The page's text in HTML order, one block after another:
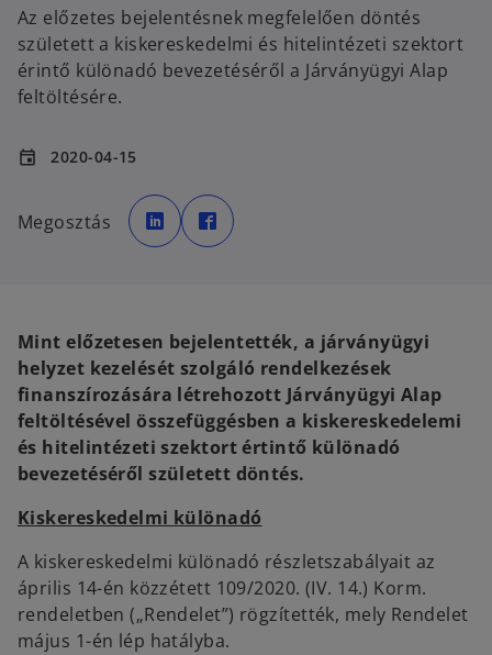
Az előzetes bejelentésnek megfelelően döntés
született a kiskereskedelmi és hitelintézeti szektort
érintő különadó bevezetéséről a Járványügyi Alap
feltöltésére.
event 2020-04-15
Megosztás
o
p
e
n
t
b
p
e
t
a
b
Mint előzetesen bejelentették, a járványügyi
helyzet kezelését szolgáló rendelkezések
finanszírozására létrehozott Járványügyi Alap
feltöltésével összefüggésben a kiskereskedelemi
és hitelintézeti szektort értintő különadó
bevezetéséről született döntés.
Kiskereskedelmi különadó
A kiskereskedelmi különadó részletszabályait az
április 14-én közzétett 109/2020. (IV. 14.) Korm.
rendeletben („Rendelet”) rögzítették, mely Rendelet
május 1-én lép hatályba.